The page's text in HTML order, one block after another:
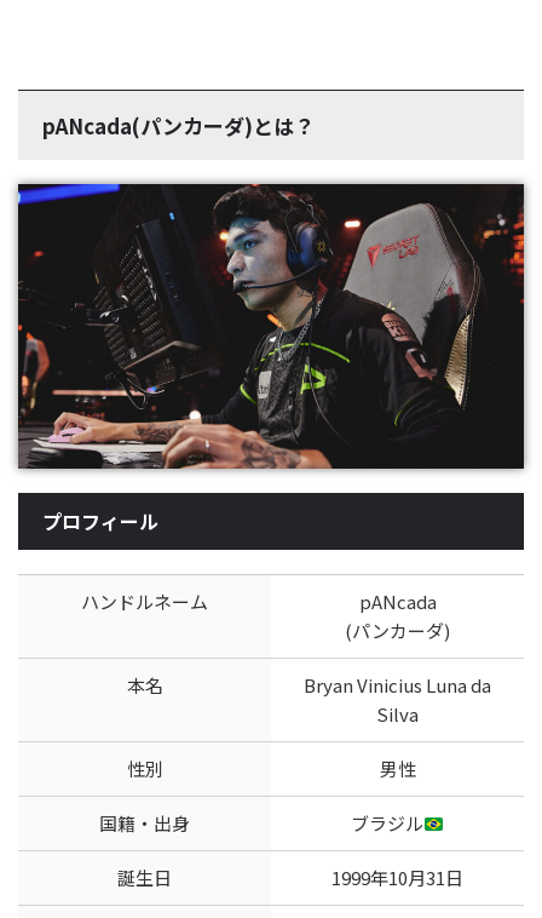
pANcada(パンカーダ)とは？
プロフィール
ハンドルネーム
pANcada
(パンカーダ)
本名
Bryan Vinicius Luna da
Silva
性別 男性
国籍・出身 ブラジル
誕生日 1999年10月31日